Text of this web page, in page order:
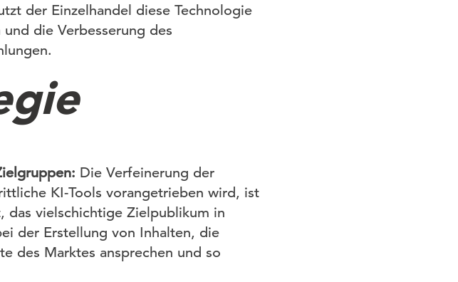
der Einzelhandel diese Technologie
die Verbesserung des
Die Verfeinerung der
KI-Tools vorangetrieben wird, ist
das vielschichtige Zielpublikum in
der Erstellung von Inhalten, die
des Marktes ansprechen und so